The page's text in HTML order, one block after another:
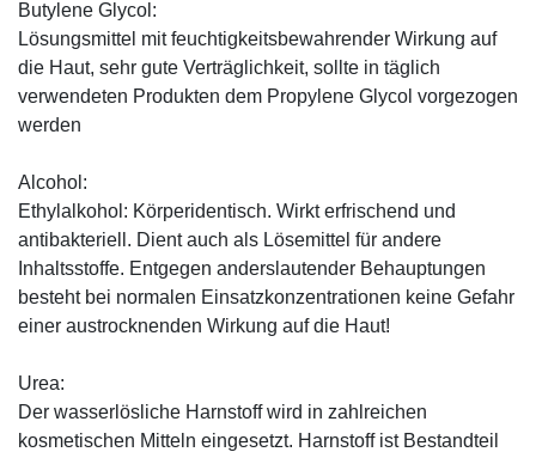
Butylene Glycol:
Lösungsmittel mit feuchtigkeitsbewahrender Wirkung auf
die Haut, sehr gute Verträglichkeit, sollte in täglich
verwendeten Produkten dem Propylene Glycol vorgezogen
werden
Alcohol:
Ethylalkohol: Körperidentisch. Wirkt erfrischend und
antibakteriell. Dient auch als Lösemittel für andere
Inhaltsstoffe. Entgegen anderslautender Behauptungen
besteht bei normalen Einsatzkonzentrationen keine Gefahr
einer austrocknenden Wirkung auf die Haut!
Urea:
Der wasserlösliche Harnstoff wird in zahlreichen
kosmetischen Mitteln eingesetzt. Harnstoff ist Bestandteil